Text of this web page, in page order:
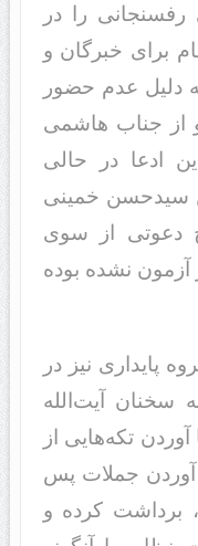
را در
برای خبرگان و
دلیل عدم حضور
از جناب هاشمی
ادعا در حالی
سیدحسن خمینی
دعوتی از سوی
نشده بوده
پایداری نیز در
سخنان آیت‌الله
تکه‌هایی از
آوردن جملات پس
برداشت کرده و